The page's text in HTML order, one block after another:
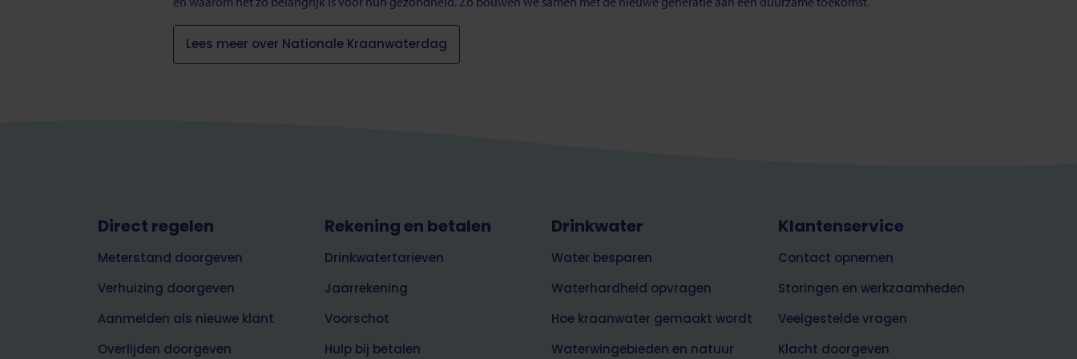
Lees meer over Nationale Kraanwaterdag
Footer
Direct regelen
Meterstand doorgeven
Verhuizing doorgeven
Aanmelden als nieuwe klant
Overlijden doorgeven
Rekening en betalen
Drinkwatertarieven
Jaarrekening
Voorschot
Hulp bij betalen
Drinkwater
Water besparen
Waterhardheid opvragen
Hoe kraanwater gemaakt wordt
Waterwingebieden en natuur
Klantenservice
Contact opnemen
Storingen en werkzaamheden
Veelgestelde vragen
Klacht doorgeven